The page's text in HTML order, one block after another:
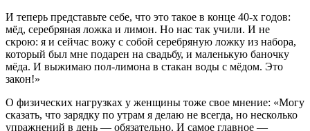
И теперь представьте себе, что это такое в конце 40-х годов:
мёд, серебряная ложка и лимон. Но нас так учили. И не
скрою: я и сейчас вожу с собой серебряную ложку из набора,
который был мне подарен на свадьбу, и маленькую баночку
мёда. И выжимаю пол-лимона в стакан воды с мёдом. Это
закон!»
О физических нагрузках у женщины тоже свое мнение: «Могу
сказать, что зарядку по утрам я делаю не всегда, но несколько
упражнений в день — обязательно. И самое главное —